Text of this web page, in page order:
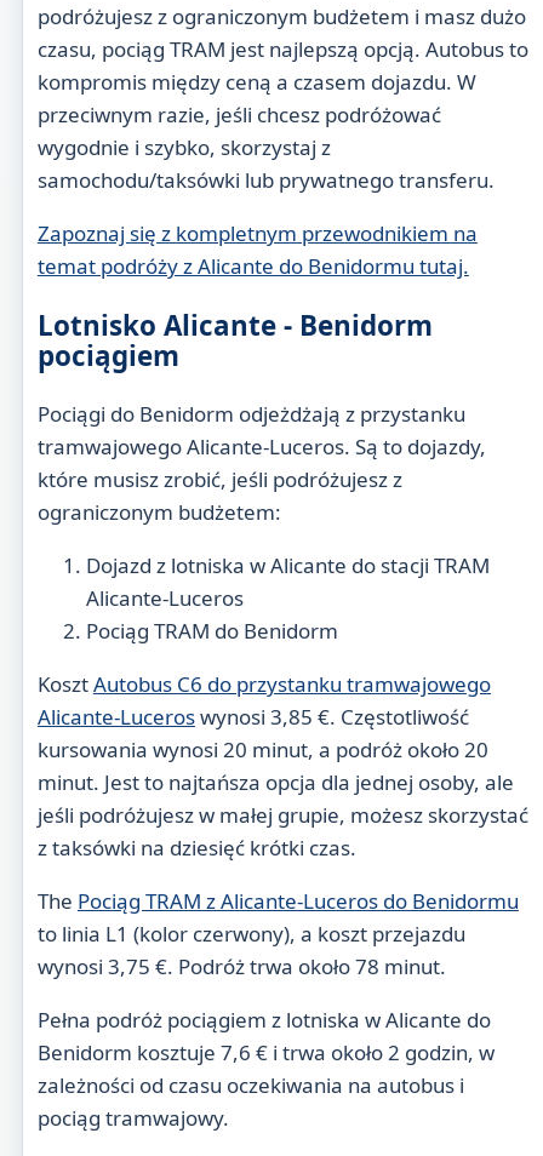
podróżujesz z ograniczonym budżetem i masz dużo
czasu, pociąg TRAM jest najlepszą opcją. Autobus to
kompromis między ceną a czasem dojazdu. W
przeciwnym razie, jeśli chcesz podróżować
wygodnie i szybko, skorzystaj z
samochodu/taksówki lub prywatnego transferu.
Zapoznaj się z kompletnym przewodnikiem na
temat podróży z Alicante do Benidormu tutaj.
Lotnisko Alicante - Benidorm
pociągiem
Pociągi do Benidorm odjeżdżają z przystanku
tramwajowego Alicante-Luceros. Są to dojazdy,
które musisz zrobić, jeśli podróżujesz z
ograniczonym budżetem:
Dojazd z lotniska w Alicante do stacji TRAM
Alicante-Luceros
Pociąg TRAM do Benidorm
KosztAutobus C6 do przystanku tramwajowego
Alicante-Luceroswynosi 3,85 €. Częstotliwość
kursowania wynosi 20 minut, a podróż około 20
minut. Jest to najtańsza opcja dla jednej osoby, ale
jeśli podróżujesz w małej grupie, możesz skorzystać
z taksówki na dziesięć krótki czas.
The Pociąg TRAM z Alicante-Luceros do Benidormu
to linia L1 (kolor czerwony), a koszt przejazdu
wynosi 3,75 €. Podróż trwa około 78 minut.
Pełna podróż pociągiem z lotniska w Alicante do
Benidorm kosztuje 7,6 € i trwa około 2 godzin, w
zależności od czasu oczekiwania na autobus i
pociąg tramwajowy.